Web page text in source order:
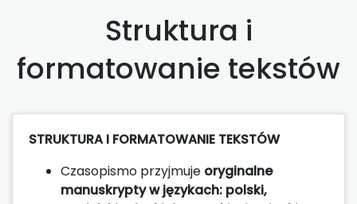
Struktura i
formatowanie tekstów
STRUKTURA I FORMATOWANIE TEKSTÓW
Czasopismo przyjmuje oryginalne
manuskrypty w językach: polski,